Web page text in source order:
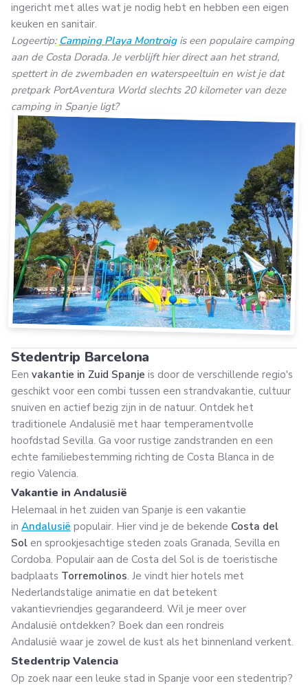
ingericht met alles wat je nodig hebt en hebben een eigen
keuken en sanitair.
Logeertip: Camping Playa Montroigis een populaire camping
aan de Costa Dorada. Je verblijft hier direct aan het strand,
spettert in de zwembaden en waterspeeltuin en wist je dat
pretpark PortAventura World slechts 20 kilometer van deze
camping in Spanje ligt?
Stedentrip Barcelona
Een vakantie in Zuid Spanje is door de verschillende regio's
geschikt voor een combi tussen een strandvakantie, cultuur
snuiven en actief bezig zijn in de natuur. Ontdek het
traditionele Andalusië met haar temperamentvolle
hoofdstad Sevilla. Ga voor rustige zandstranden en een
echte familiebestemming richting de Costa Blanca in de
regio Valencia.
Vakantie in Andalusië
Helemaal in het zuiden van Spanje is een vakantie
in Andalusië populair. Hier vind je de bekende Costa del
Sol en sprookjesachtige steden zoals Granada, Sevilla en
Cordoba. Populair aan de Costa del Sol is de toeristische
badplaats Torremolinos. Je vindt hier hotels met
Nederlandstalige animatie en dat betekent
vakantievriendjes gegarandeerd. Wil je meer over
Andalusië ontdekken? Boek dan een rondreis
Andalusië waar je zowel de kust als het binnenland verkent.
Stedentrip Valencia
Op zoek naar een leuke stad in Spanje voor een stedentrip?